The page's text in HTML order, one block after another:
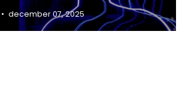
december 07, 2025